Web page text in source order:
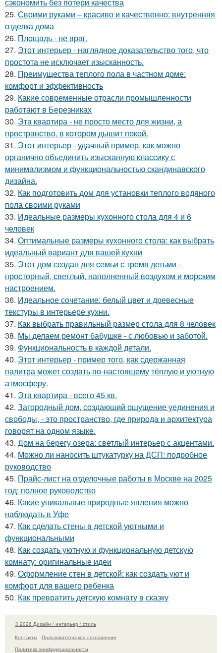
25. Своими руками – красиво и качественно: внутренняя
отделка дома
26. Площадь - не враг.
27. Этот интерьер - наглядное доказательство того, что
простота не исключает изысканность.
28. Преимущества теплого пола в частном доме:
комфорт и эффективность
29. Какие современные отрасли промышленности
работают в Березниках
30. Эта квартира - не просто место для жизни, а
пространство, в котором дышит покой.
31. Этот интерьер - удачный пример, как можно
органично объединить изысканную классику с
минимализмом и функциональностью скандинавского
дизайна.
32. Как подготовить дом для установки теплого водяного
пола своими руками
33. Идеальные размеры кухонного стола для 4 и 6
человек
34. Оптимальные размеры кухонного стола: как выбрать
идеальный вариант для вашей кухни
35. Этот дом создан для семьи с тремя детьми -
просторный, светлый, наполненный воздухом и морским
настроением.
36. Идеальное сочетание: белый цвет и древесные
текстуры в интерьере кухни.
37. Как выбрать правильный размер стола для 8 человек
38. Мы делаем ремонт бабушке - с любовью и заботой.
39. Функциональность в каждой детали.
40. Этот интерьер - пример того, как сдержанная
палитра может создать по-настоящему тёплую и уютную
атмосферу.
41. Эта квартира - всего 45 кв.
42. Загородный дом, создающий ощущение уединения и
свободы, - это пространство, где природа и архитектура
говорят на одном языке.
43. Дом на берегу озера: светлый интерьер с акцентами.
44. Можно ли наносить штукатурку на ДСП: подробное
руководство
45. Прайс-лист на отделочные работы в Москве на 2025
год: полное руководство
46. Какие уникальные природные явления можно
наблюдать в Уфе
47. Как сделать стены в детской уютными и
функциональными
48. Как создать уютную и функциональную детскую
комнату: оригинальные идеи
49. Оформление стен в детской: как создать уют и
комфорт для вашего ребенка
50. Как превратить детскую комнату в сказку
© 2026 Дизайн / интерьер / стиль
Контакты
Пользовательское соглашение
Политика конфидециальности